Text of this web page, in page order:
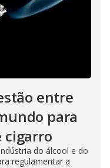
entre
para
cigarro
do álcool e do
regulamentar a